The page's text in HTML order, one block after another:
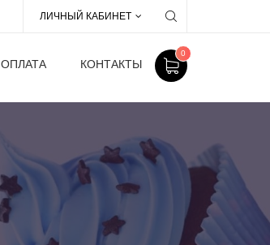
ЛИЧНЫЙ КАБИНЕТ
ОПЛАТА КОНТАКТЫ
0